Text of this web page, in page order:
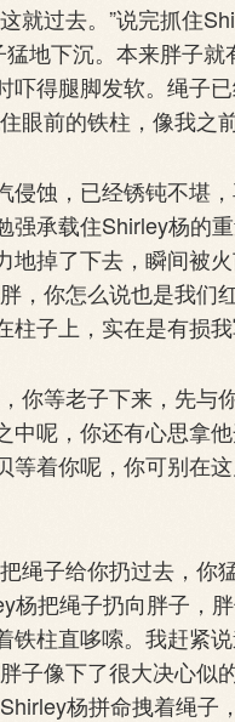
过去。”说完抓住
地下沉。本来胖子
得腿脚发软。绳子
眼前的铁柱，像我之
蚀，已经锈钝不堪，
强承载住Shirley杨的
地掉了下去，瞬间被
，你怎么说也是我
子上，实在是有损
等老子下来，先与
呢，你还有心思拿
着你呢，你可别在
子给你扔过去，你
杨把绳子扔向胖子，
柱直哆嗦。我赶紧
子像下了很大决心
杨拼命拽着绳子